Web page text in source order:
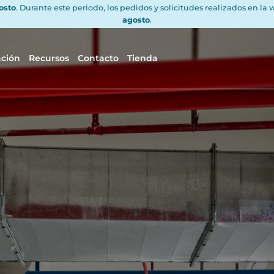
. Durante este periodo, los pedidos y solicitudes realizados en
agosto.
Recursos Contacto Tienda